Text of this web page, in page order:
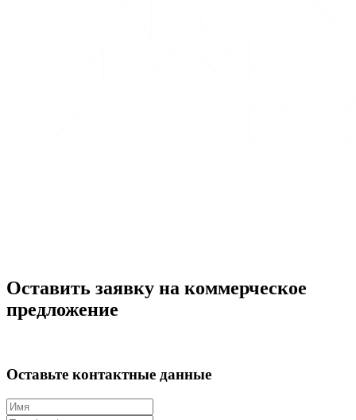
Оставить заявку на коммерческое
предложение
Оставьте контактные данные